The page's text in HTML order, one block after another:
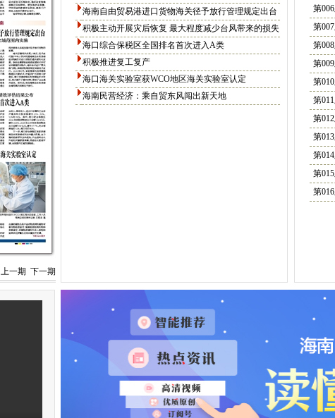
上一期 下一期
海南自由贸易港进口货物海关径予放行管理规定出台
积极主动开展灾后恢复 最大程度减少台风带来的损失
海口综合保税区全国排名首次进入A类
积极推进复工复产
海口海关实验室获WCO地区海关实验室认定
海南民营经济：乘自贸东风闯出新天地
第
第
第
第
第
第
第
第
第
第
第